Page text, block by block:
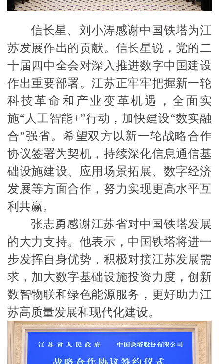
信长星、刘小涛感谢中国铁塔为江
苏发展作出的贡献。信长星说，党的二
十届四中全会对深入推进数字中国建设
作出重要部署。江苏正牢牢把握新一轮
科技革命和产业变革机遇，全面实
施“人工智能+”行动，加快建设“数实融
合”强省。希望双方以新一轮战略合作
协议签署为契机，持续深化信息通信基
础设施建设、应用场景拓展、数字经济
发展等方面合作，努力实现更高水平互
利共赢。
张志勇感谢江苏省对中国铁塔发展
的大力支持。他表示，中国铁塔将进一
步发挥自身优势，积极对接江苏发展需
求，加大数字基础设施投资力度，创新
数智物联和绿色能源服务，更好助力江
苏高质量发展和现代化建设。